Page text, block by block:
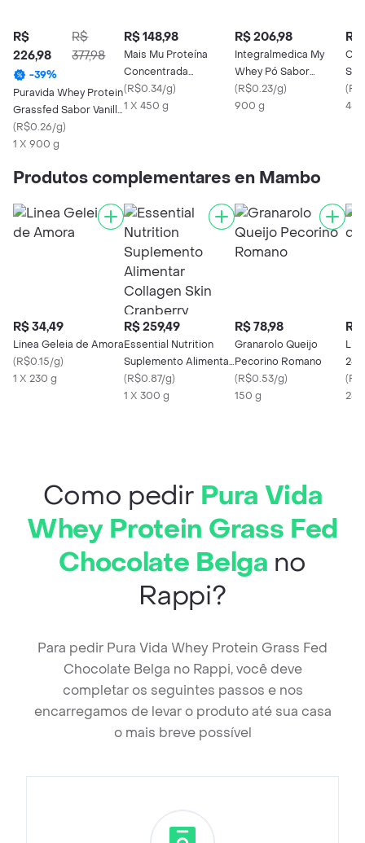
R$
226,98
R$
377,98
-39%
Puravida Whey Protein
Grassfed Sabor Vanilla
do Tahiti
(R$0.26/g)
1 X 900 g
R$ 148,98
Mais Mu Proteína
Concentrada
Chocolate
(R$0.34/g)
1 X 450 g
R$ 206,98
Integralmedica My
Whey Pó Sabor
Chocolate 900g
(R$0.23/g)
900 g
R$
(
Produtos complementares en Mambo
R$ 34,49
Linea Geleia de Amora
(R$0.15/g)
1 X 230 g
R$ 259,49
Essential Nutrition
Suplemento Alimentar
Collagen Skin
Cranberry
(R$0.87/g)
1 X 300 g
R$ 78,98
Granarolo Queijo
Pecorino Romano
(R$0.53/g)
150 g
R$
(
Como pedir Pura Vida
Whey Protein Grass Fed
Chocolate Belga no
Rappi?
Para pedir Pura Vida Whey Protein Grass Fed
Chocolate Belga no Rappi, você deve
completar os seguintes passos e nos
encarregamos de levar o produto até sua casa
o mais breve possível